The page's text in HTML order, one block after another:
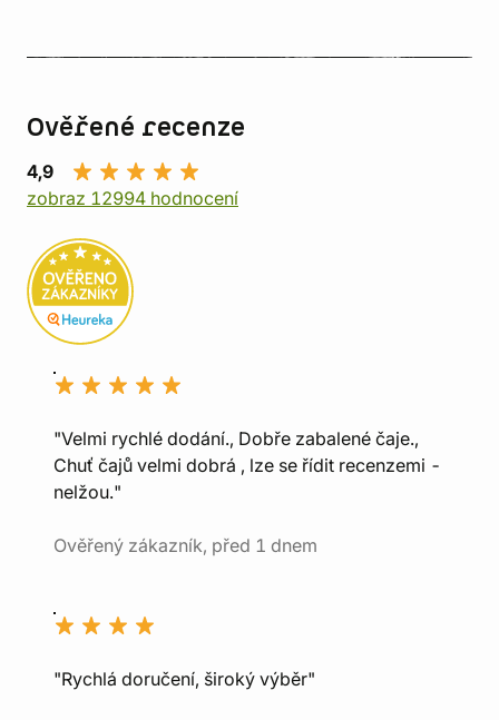
Ověřené recenze
4,9
zobraz 12994 hodnocení
"Velmi rychlé dodání., Dobře zabalené čaje.,
Chuť čajů velmi dobrá , lze se řídit recenzemi -
nelžou."
Ověřený zákazník, před 1 dnem
"Rychlá doručení, široký výběr"